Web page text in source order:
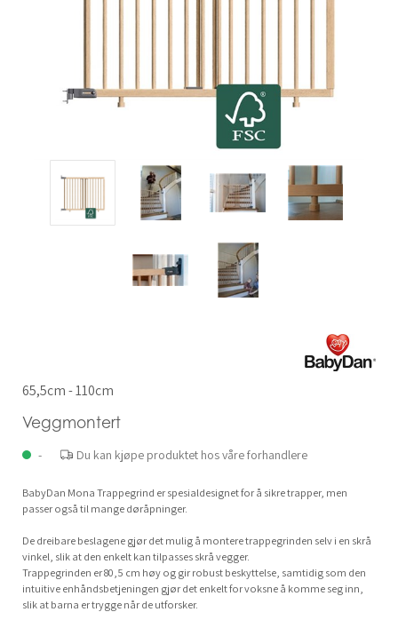
65,5cm - 110cm
Veggmontert
- Du kan kjøpe produktet hos våre forhandlere
BabyDan Mona Trappegrind er spesialdesignet for å sikre trapper, men
passer også til mange døråpninger.
De dreibare beslagene gjør det mulig å montere trappegrinden selv i en skrå
vinkel, slik at den enkelt kan tilpasses skrå vegger.
Trappegrinden er 80,5 cm høy og gir robust beskyttelse, samtidig som den
intuitive enhåndsbetjeningen gjør det enkelt for voksne å komme seg inn,
slik at barna er trygge når de utforsker.